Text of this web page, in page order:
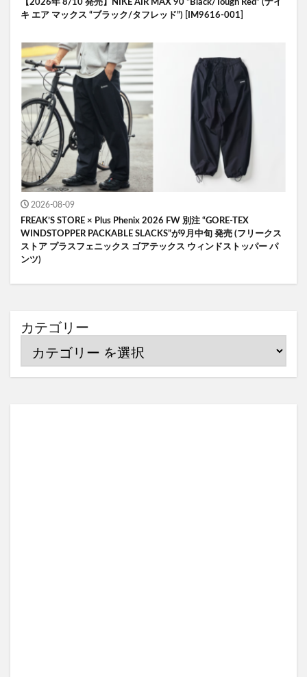
【2026年 8/10 発売】NIKE AIR MAX 90 “Black/Tough Red” (ナイ
キ エア マックス “ブラック/タフレッド”) [IM9616-001]
2026-08-09
FREAK’S STORE × Plus Phenix 2026 FW 別注 “GORE-TEX
WINDSTOPPER PACKABLE SLACKS”が9月中旬 発売 (フリークス
ストア プラスフェニックス ゴアテックス ウィンドストッパー パ
ンツ)
カテゴリー